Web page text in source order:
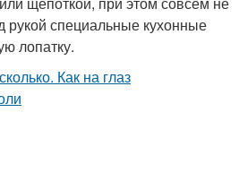
рукой специальные кухонные
лопатку.